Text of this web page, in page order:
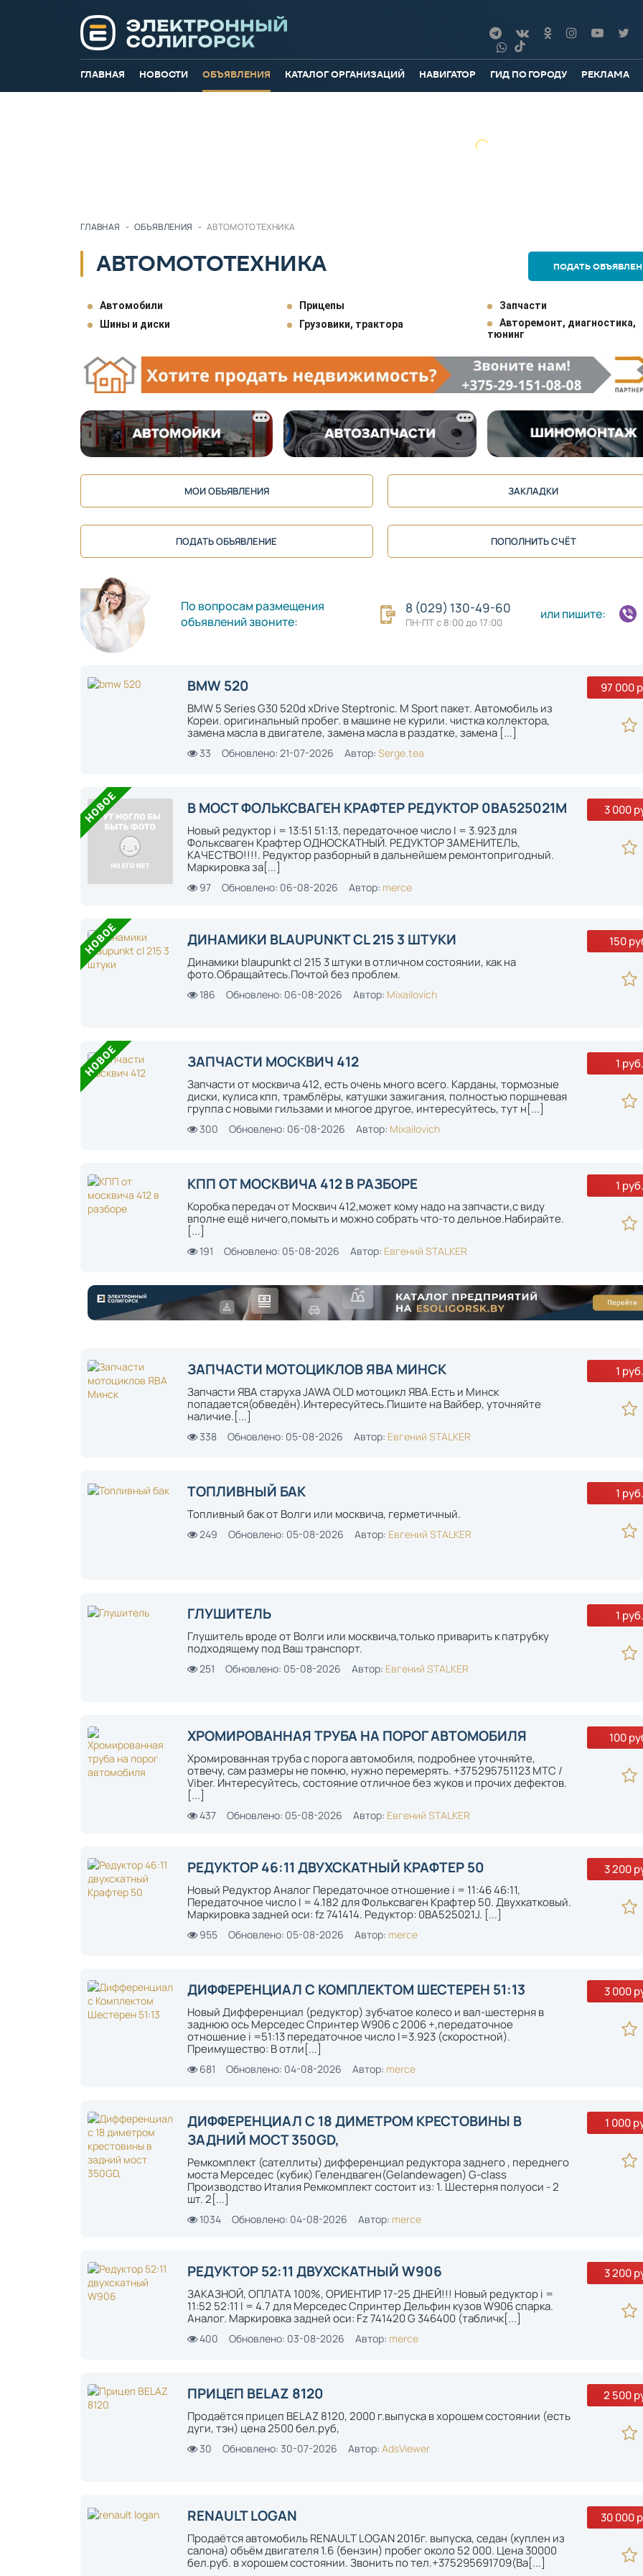
ГЛАВНАЯ НОВОСТИ ОБЪЯВЛЕНИЯ КАТАЛОГ ОРГАНИЗАЦИЙ НАВИГАТОР ГИД ПО ГОРОДУ РЕКЛАМА
ГЛАВНАЯ - ОБЪЯВЛЕНИЯ - АВТОМОТОТЕХНИКА
АВТОМОТОТЕХНИКА ПОДАТЬ
Автомобили Прицепы
Запчасти
Шины и диски
Грузовики, трактора
Авторемонт, диагностика,
тюнинг
МОИ ОБЪЯВЛЕНИЯ ЗАКЛАДКИ
ПОДАТЬ ОБЪЯВЛЕНИЕ ПОПОЛНИТЬ СЧЁТ
По вопросам размещения
объявлений звоните:
8 (029) 130-49-60
ПН-ПТ с 8:00 до 17:00
или пишите:
97 000
BMW 520
BMW 5 Series G30 520d xDrive Steptronic. М Sport пакет. Автомобиль из
Кореи. оригинальный пробег. в машине не курили. чистка коллектора,
замена масла в двигателе, замена масла в раздатке, замена [...]
33 Обновлено: 21-07-2026 Автор:Serge.tea
3 000
В МОСТ ФОЛЬКСВАГЕН КРАФТЕР РЕДУКТОР 0BA525021M
Новый редуктор i = 13:51 51:13, передаточное число I = 3.923 для
Фольксваген Крафтер ОДНОСКАТНЫЙ. РЕДУКТОР ЗАМЕНИТЕЛЬ,
КАЧЕСТВО!!!!. Редуктор разборный в дальнейшем ремонтопригодный.
Маркировка за[...]
97 Обновлено: 06-08-2026 Автор: merce
150
ДИНАМИКИ BLAUPUNKT CL 215 3 ШТУКИ
Динамики blaupunkt cl 215 3 штуки в отличном состоянии, как на
фото.Обращайтесь.Почтой без проблем.
186 Обновлено: 06-08-2026 Автор: Mixailovich
1 руб.
ЗАПЧАСТИ МОСКВИЧ 412
Запчасти от москвича 412, есть очень много всего. Карданы, тормозные
диски, кулиса кпп, трамблёры, катушки зажигания, полностью поршневая
группа с новыми гильзами и многое другое, интересуйтесь, тут н[...]
300 Обновлено: 06-08-2026 Автор: Mixailovich
1 руб.
КПП ОТ МОСКВИЧА 412 В РАЗБОРЕ
Коробка передач от Москвич 412,может кому надо на запчасти,с виду
вполне ещё ничего,помыть и можно собрать что-то дельное.Набирайте.
[...]
191 Обновлено: 05-08-2026 Автор: Евгений STALKER
1 руб.
ЗАПЧАСТИ МОТОЦИКЛОВ ЯВА МИНСК
Запчасти ЯВА старуха JAWA OLD мотоцикл ЯВА.Есть и Минск
попадается(обведён).Интересуйтесь.Пишите на Вайбер, уточняйте
наличие.[...]
338 Обновлено: 05-08-2026 Автор: Евгений STALKER
1 руб.
ТОПЛИВНЫЙ БАК
Топливный бак от Волги или москвича, герметичный.
249 Обновлено: 05-08-2026 Автор: Евгений STALKER
1 руб.
ГЛУШИТЕЛЬ
Глушитель вроде от Волги или москвича,только приварить к патрубку
подходящему под Ваш транспорт.
251 Обновлено: 05-08-2026 Автор: Евгений STALKER
100
ХРОМИРОВАННАЯ ТРУБА НА ПОРОГ АВТОМОБИЛЯ
Хромированная труба с порога автомобиля, подробнее уточняйте,
отвечу, сам размеры не помню, нужно перемерять. +375295751123 МТС /
Viber. Интересуйтесь, состояние отличное без жуков и прочих дефектов.
[...]
437 Обновлено: 05-08-2026 Автор: Евгений STALKER
3 200
РЕДУКТОР 46:11 ДВУХСКАТНЫЙ КРАФТЕР 50
Новый Редуктор Аналог Передаточное отношение i = 11:46 46:11,
Передаточное число I = 4.182 для Фольксваген Крафтер 50. Двухкатковый.
Маркировка задней оси: fz 741414. Редуктор: 0BA525021J. [...]
955 Обновлено: 05-08-2026 Автор: merce
3 000
ДИФФЕРЕНЦИАЛ С КОМПЛЕКТОМ ШЕСТЕРЕН 51:13
Новый Дифференциал (редуктор) зубчатое колесо и вал-шестерня в
заднюю ось Мерседес Спринтер W906 с 2006 +,передаточное
отношение i =51:13 передаточное число I=3.923 (скоростной).
Преимущество: В отли[...]
681 Обновлено: 04-08-2026 Автор: merce
1 000
ДИФФЕРЕНЦИАЛ С 18 ДИМЕТРОМ КРЕСТОВИНЫ В
ЗАДНИЙ МОСТ 350GD,
Ремкомплект (сателлиты) дифференциал редуктора заднего , переднего
моста Мерседес (кубик) Гелендваген(Gelandewagen) G-class
Производство Италия Ремкомплект состоит из: 1. Шестерня полуоси - 2
шт. 2[...]
1034 Обновлено: 04-08-2026 Автор: merce
3 200
РЕДУКТОР 52:11 ДВУХСКАТНЫЙ W906
ЗАКАЗНОЙ, ОПЛАТА 100%, ОРИЕНТИР 17-25 ДНЕЙ!!! Новый редуктор i =
11:52 52:11 I = 4.7 для Мерседес Спринтер Дельфин кузов W906 спарка.
Аналог. Маркировка задней оси: Fz 741420 G 346400 (табличк[...]
400 Обновлено: 03-08-2026 Автор: merce
2 500
ПРИЦЕП BELAZ 8120
Продаётся прицеп BELAZ 8120, 2000 г.выпуска в хорошем состоянии (есть
дуги, тэн) цена 2500 бел.руб,
30 Обновлено: 30-07-2026 Автор:AdsViewer
30 000
RENAULT LOGAN
Продаётся автомобиль RENAULT LOGAN 2016г. выпуска, седан (куплен из
салона) объём двигателя 1.6 (бензин) пробег около 52 000. Цена 30000
бел.руб. в хорошем состоянии. Звонить по тел.+375295691709(Ва[...]